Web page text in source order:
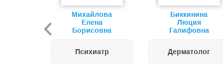
Михайлова
Елена
Борисовна
Психиатр
Биккинина
Люция
Галифовна
Дерматолог